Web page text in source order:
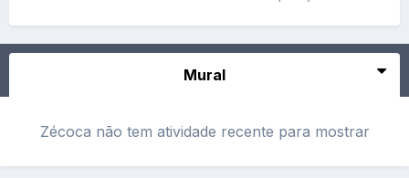
Mural
Zécoca não tem atividade recente para mostrar